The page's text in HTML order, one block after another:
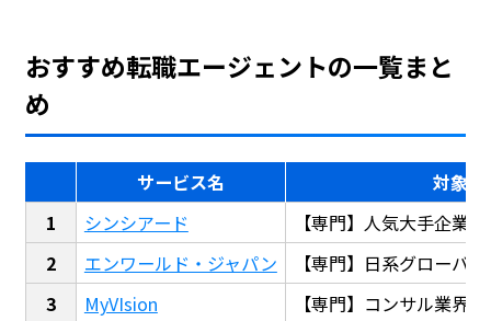
おすすめ転職エージェントの一覧まと
め
サービス名
対象
シンシアード
【専門】人気大手企業
エンワールド・ジャパン
【専門】日系グローバ
MyVIsion
【専門】コンサル業界